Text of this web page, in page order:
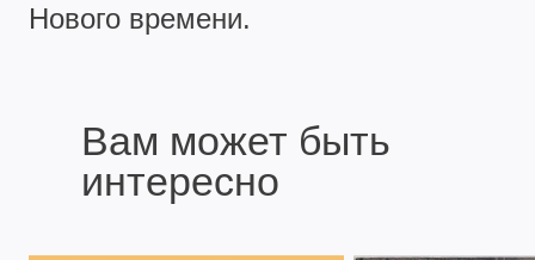
Нового времени.
Вам может быть
интересно